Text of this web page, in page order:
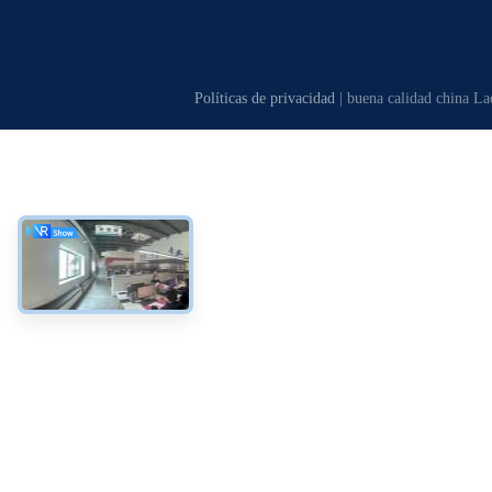
Políticas de privacidad | buena calidad china